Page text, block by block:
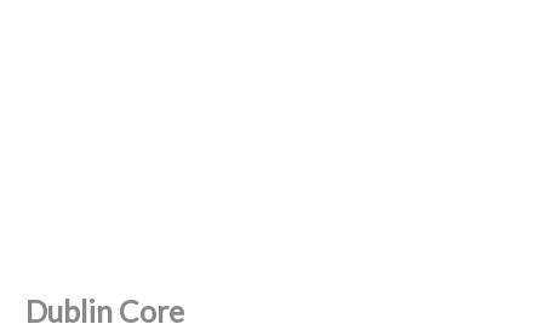
Dublin Core